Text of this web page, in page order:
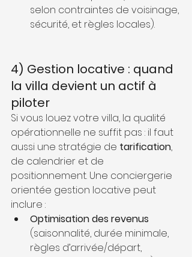
selon contraintes de voisinage,
sécurité, et règles locales).
4) Gestion locative : quand
la villa devient un actif à
piloter
Si vous louez votre villa, la qualité
opérationnelle ne suffit pas : il faut
aussi une stratégie de tarification,
de calendrier et de
positionnement. Une conciergerie
orientée gestion locative peut
inclure :
Optimisation des revenus
(saisonnalité, durée minimale,
règles d’arrivée/départ,